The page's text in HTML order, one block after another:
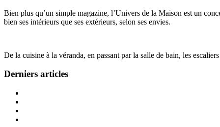
Bien plus qu’un simple magazine, l’Univers de la Maison est un
bien ses intérieurs que ses extérieurs, selon ses envies.
De la cuisine à la véranda, en passant par la salle de bain, les
Derniers articles